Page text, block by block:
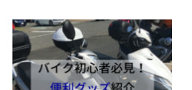
計算しています。 燃費
走行：155km 給油：
4.06L ＞＞ 38.1km/L
走行：161km 給油：
ったので早速バイクを買
いに行きました。 新型ア
ドレス125 フラットシ
ートモデルです。 店舗